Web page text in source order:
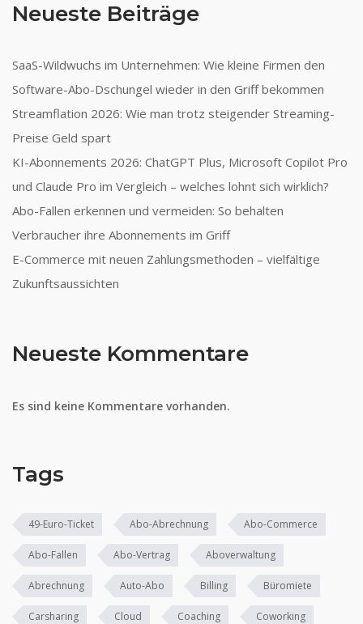
Neueste Beiträge
SaaS-Wildwuchs im Unternehmen: Wie kleine Firmen den
Software-Abo-Dschungel wieder in den Griff bekommen
Streamflation 2026: Wie man trotz steigender Streaming-
Preise Geld spart
KI-Abonnements 2026: ChatGPT Plus, Microsoft Copilot Pro
und Claude Pro im Vergleich – welches lohnt sich wirklich?
Abo-Fallen erkennen und vermeiden: So behalten
Verbraucher ihre Abonnements im Griff
E-Commerce mit neuen Zahlungsmethoden – vielfältige
Zukunftsaussichten
Neueste Kommentare
Es sind keine Kommentare vorhanden.
Tags
49-Euro-Ticket Abo-Abrechnung Abo-Commerce
Abo-Fallen Abo-Vertrag Aboverwaltung
Abrechnung Auto-Abo Billing Büromiete
Carsharing Cloud Coaching Coworking